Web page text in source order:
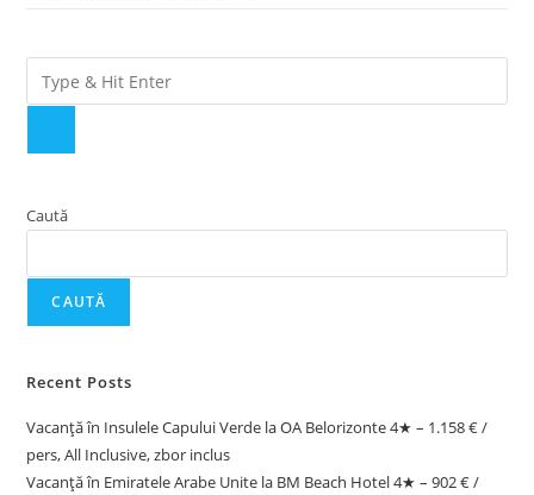
Caută
CAUTĂ
Recent Posts
Vacanță în Insulele Capului Verde la OA Belorizonte 4★ – 1.158 € /
pers, All Inclusive, zbor inclus
Vacanță în Emiratele Arabe Unite la BM Beach Hotel 4★ – 902 € /